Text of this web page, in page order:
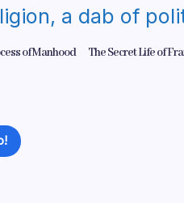
a dab of
of Manhood The Secret Life of